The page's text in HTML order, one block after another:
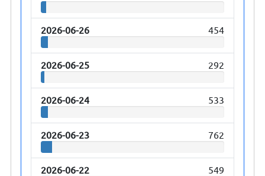
2026-06-26 454
2026-06-25 292
2026-06-24 533
2026-06-23 762
2026-06-22 549